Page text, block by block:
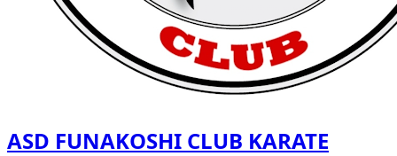
ASD FUNAKOSHI CLUB KARATE